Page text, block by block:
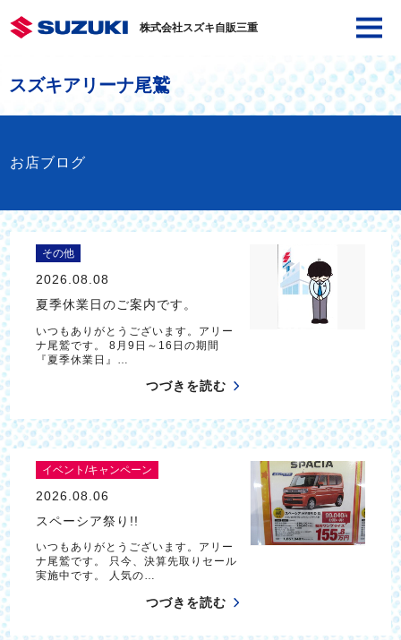
株式会社スズキ自販三重
スズキアリーナ尾鷲
お店ブログ
その他
2026.08.08
夏季休業日のご案内です。
いつもありがとうございます。アリー
ナ尾鷲です。 8月9日～16日の期間
『夏季休業日』…
つづきを読む
イベント/キャンペーン
2026.08.06
スペーシア祭り!!
いつもありがとうございます。アリー
ナ尾鷲です。 只今、決算先取りセール
実施中です。 人気の…
つづきを読む